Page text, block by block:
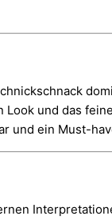
und das
und ein Must-